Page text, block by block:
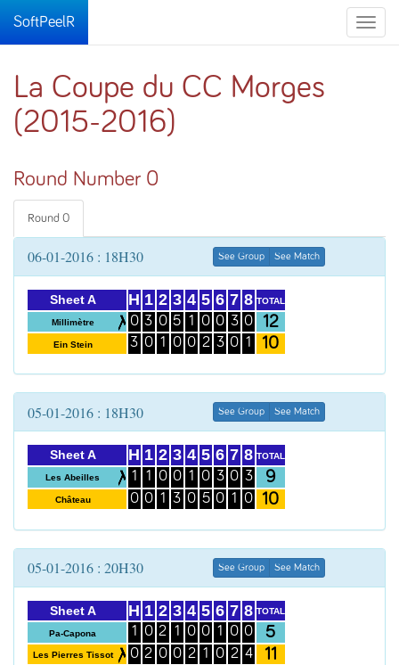
Toggle
SoftPeelR
La Coupe du CC Morges
(2015-2016)
Round Number 0
Round 0
06-01-2016 : 18H30 See Group See Match
Sheet A
Millimètre
Ein Stein
H
0
3
1
3
0
2
0
1
3
5
0
4
1
0
5
0
2
6
0
3
7
3
0
8
0
1
TOTAL
12
10
05-01-2016 : 18H30 See Group See Match
Sheet A
Les Abeilles
Château
H
1
0
1
1
0
2
0
1
3
0
3
4
1
0
5
0
5
6
3
0
7
0
1
8
3
0
TOTAL
9
10
05-01-2016 : 20H30 See Group See Match
Sheet A
Pa-Capona
Les Pierres Tissot
H
1
0
1
0
2
2
2
0
3
1
0
4
0
2
5
0
1
6
1
0
7
0
2
8
0
4
TOTAL
5
11